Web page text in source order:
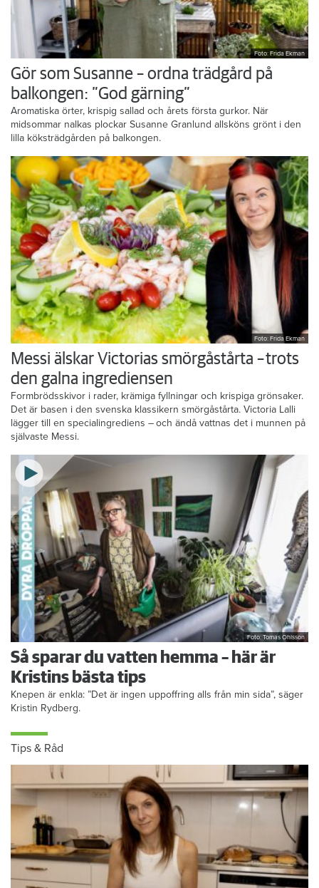
Foto: Frida Ekman
Gör som Susanne – ordna trädgård på
balkongen: ”God gärning”
Aromatiska örter, krispig sallad och årets första gurkor. När
midsommar nalkas plockar Susanne Granlund allsköns grönt i den
lilla köksträdgården på balkongen.
Foto: Frida Ekman
Messi älskar Victorias smörgåstårta – trots
den galna ingrediensen
Formbrödsskivor i rader, krämiga fyllningar och krispiga grönsaker.
Det är basen i den svenska klassikern smörgåstårta. Victoria Lalli
lägger till en specialingrediens – och ändå vattnas det i munnen på
självaste Messi.
Foto: Tomas Ohlsson
Så sparar du vatten hemma – här är
Kristins bästa tips
Knepen är enkla: ”Det är ingen uppoffring alls från min sida”, säger
Kristin Rydberg.
Tips & Råd